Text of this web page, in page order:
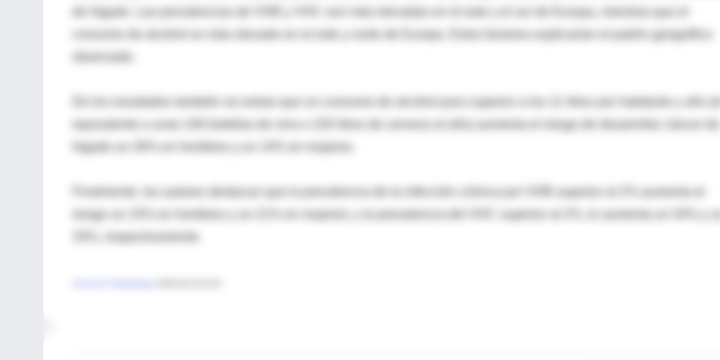
de hígado. Las prevalencias de VHB y VHC son más elevadas en el este y el sur de Europa, mientras que el
consumo de alcohol es más elevado en el este y norte de Europa. Estos factores explicarían el patrón geográfico
De los resultados también se extrae que un consumo de alcohol puro superior a los 11 litros por habitante y año
equivalente a unas 100 botellas de vino o 220 litros de cerveza al año) aumenta el riesgo de desarrollar cáncer de
hígado un 26% en hombres y un 14% en mujeres.
Finalmente, los autores destacan que la prevalencia de la infección crónica por VHB superior al 2% aumenta el
riesgo un 15% en hombres y un 21% en mujeres; y la prevalencia del VHC superior al 2%, lo aumenta un 54% y